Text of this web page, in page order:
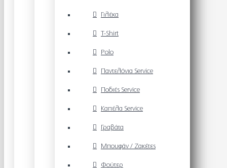
Γιλέκα
T-Shirt
Polo
Παντελόνια Service
Ποδιές Service
Καπέλα Service
Γραβάτα
Μπουφάν / Ζακέτες
Φούτερ